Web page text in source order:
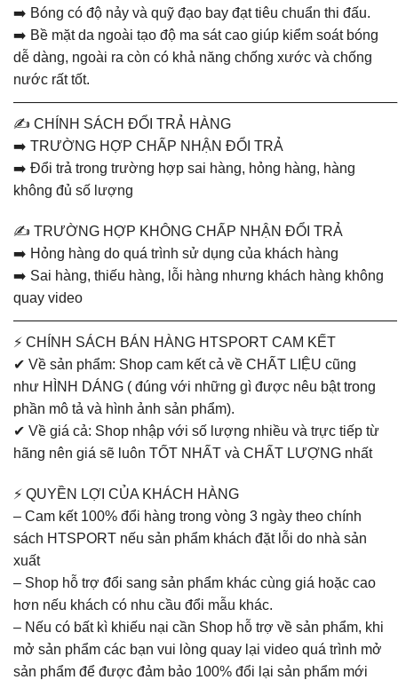
➡️ Bóng có độ nảy và quỹ đạo bay đạt tiêu chuẩn thi đấu.
➡️ Bề mặt da ngoài tạo độ ma sát cao giúp kiểm soát bóng
dễ dàng, ngoài ra còn có khả năng chống xước và chống
nước rất tốt.
✍️ CHÍNH SÁCH ĐỔI TRẢ HÀNG
➡️ TRƯỜNG HỢP CHẤP NHẬN ĐỔI TRẢ
➡️ Đổi trả trong trường hợp sai hàng, hỏng hàng, hàng
không đủ số lượng
✍️ TRƯỜNG HỢP KHÔNG CHẤP NHẬN ĐỔI TRẢ
➡️ Hỏng hàng do quá trình sử dụng của khách hàng
➡️ Sai hàng, thiếu hàng, lỗi hàng nhưng khách hàng không
quay video
———————————————————————————
⚡ CHÍNH SÁCH BÁN HÀNG HTSPORT CAM KẾT
✔ Về sản phẩm: Shop cam kết cả về CHẤT LIỆU cũng
như HÌNH DÁNG ( đúng với những gì được nêu bật trong
phần mô tả và hình ảnh sản phẩm).
✔ Về giá cả: Shop nhập với số lượng nhiều và trực tiếp từ
hãng nên giá sẽ luôn TỐT NHẤT và CHẤT LƯỢNG nhất
⚡ QUYỀN LỢI CỦA KHÁCH HÀNG
– Cam kết 100% đổi hàng trong vòng 3 ngày theo chính
sách HTSPORT nếu sản phẩm khách đặt lỗi do nhà sản
xuất
– Shop hỗ trợ đổi sang sản phẩm khác cùng giá hoặc cao
hơn nếu khách có nhu cầu đổi mẫu khác.
– Nếu có bất kì khiếu nại cần Shop hỗ trợ về sản phẩm, khi
mở sản phẩm các bạn vui lòng quay lại video quá trình mở
sản phẩm để được đảm bảo 100% đổi lại sản phẩm mới